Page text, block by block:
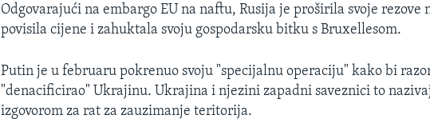
Odgovarajući na embargo EU na naftu, Rusija je proširila svoje rezove
povisila cijene i zahuktala svoju gospodarsku bitku s Bruxellesom.
Putin je u februaru pokrenuo svoju "specijalnu operaciju" kako bi
"denacificirao" Ukrajinu. Ukrajina i njezini zapadni saveznici to
izgovorom za rat za zauzimanje teritorija.